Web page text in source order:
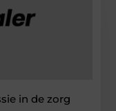
in de zorg